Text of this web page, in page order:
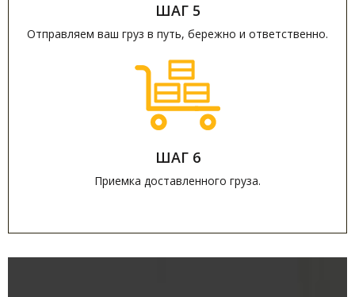
ШАГ 5
Отправляем ваш груз в путь, бережно и ответственно.
ШАГ 6
Приемка доставленного груза.